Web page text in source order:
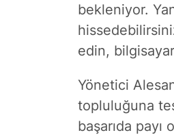
bekleniyor.
edin,
Yönetici
topluluğuna
başarıda